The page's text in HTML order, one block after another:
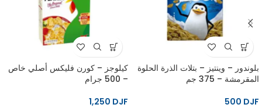
بلوندور – وينتيز – بتلات الذرة الحلوة
المقرمشة – 375 جم
500 DJF
كيلوجز – كورن فليكس أصلي خاص
– 500 جرام
1,250 DJF